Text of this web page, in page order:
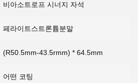
비아소트로프 시너지 자석
페라이트스트론튬분말
(R50.5mm-43.5rmm) * 64.5mm
어떤 코팅